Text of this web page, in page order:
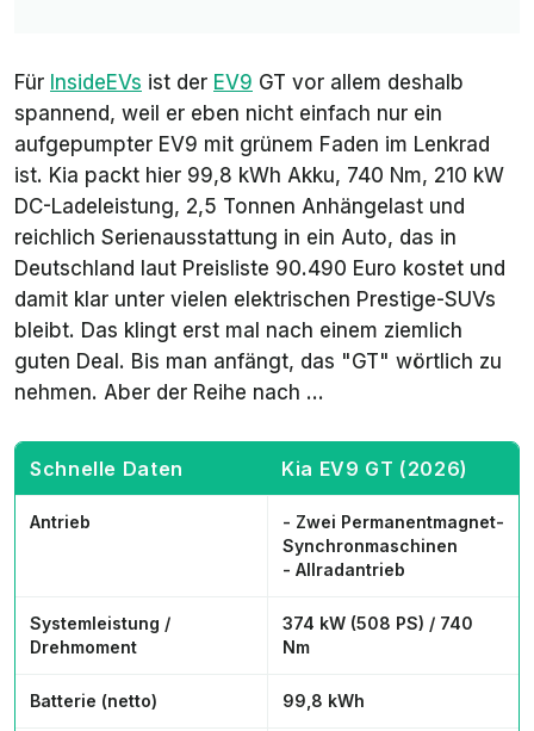
Für InsideEVs ist der EV9 GT vor allem deshalb
spannend, weil er eben nicht einfach nur ein
aufgepumpter EV9 mit grünem Faden im Lenkrad
ist. Kia packt hier 99,8 kWh Akku, 740 Nm, 210 kW
DC-Ladeleistung, 2,5 Tonnen Anhängelast und
reichlich Serienausstattung in ein Auto, das in
Deutschland laut Preisliste 90.490 Euro kostet und
damit klar unter vielen elektrischen Prestige-SUVs
bleibt. Das klingt erst mal nach einem ziemlich
guten Deal. Bis man anfängt, das "GT" wörtlich zu
nehmen. Aber der Reihe nach ...
Schnelle Daten Kia EV9 GT (2026)
Antrieb
- Zwei Permanentmagnet-
Synchronmaschinen
- Allradantrieb
Systemleistung /
Drehmoment
374 kW (508 PS) / 740
Nm
Batterie (netto) 99,8 kWh